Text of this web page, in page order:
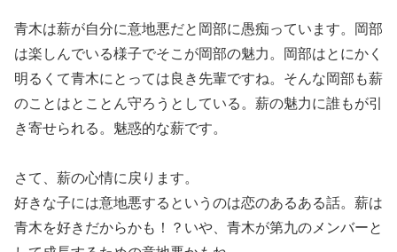
青木は薪が自分に意地悪だと岡部に愚痴っています。岡部
は楽しんでいる様子でそこが岡部の魅力。岡部はとにかく
明るくて青木にとっては良き先輩ですね。そんな岡部も薪
のことはとことん守ろうとしている。薪の魅力に誰もが引
き寄せられる。魅惑的な薪です。
さて、薪の心情に戻ります。
好きな子には意地悪するというのは恋のあるある話。薪は
青木を好きだからかも！？いや、青木が第九のメンバーと